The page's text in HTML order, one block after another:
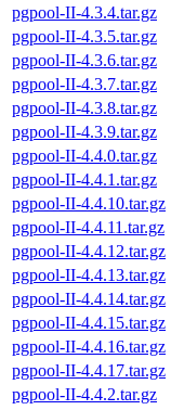
pgpool-II-4.3.4.tar.gz
pgpool-II-4.3.5.tar.gz
pgpool-II-4.3.6.tar.gz
pgpool-II-4.3.7.tar.gz
pgpool-II-4.3.8.tar.gz
pgpool-II-4.3.9.tar.gz
pgpool-II-4.4.0.tar.gz
pgpool-II-4.4.1.tar.gz
pgpool-II-4.4.10.tar.gz
pgpool-II-4.4.11.tar.gz
pgpool-II-4.4.12.tar.gz
pgpool-II-4.4.13.tar.gz
pgpool-II-4.4.14.tar.gz
pgpool-II-4.4.15.tar.gz
pgpool-II-4.4.16.tar.gz
pgpool-II-4.4.17.tar.gz
pgpool-II-4.4.2.tar.gz